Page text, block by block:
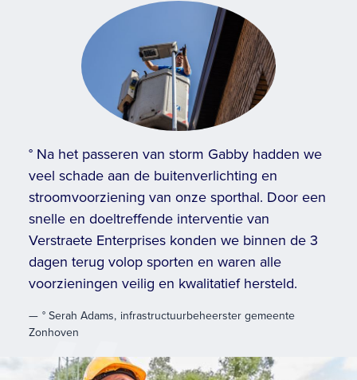
° Na het passeren van storm Gabby hadden we
veel schade aan de buitenverlichting en
stroomvoorziening van onze sporthal. Door een
snelle en doeltreffende interventie van
Verstraete Enterprises konden we binnen de 3
dagen terug volop sporten en waren alle
voorzieningen veilig en kwalitatief hersteld.
— ° Serah Adams, infrastructuurbeheerster gemeente
Zonhoven